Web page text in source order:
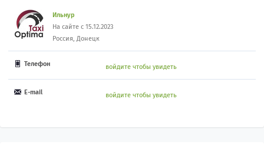
Ильнур
На сайте с 15.12.2023
Россия, Донецк
Телефон войдите чтобы увидеть
E-mail войдите чтобы увидеть